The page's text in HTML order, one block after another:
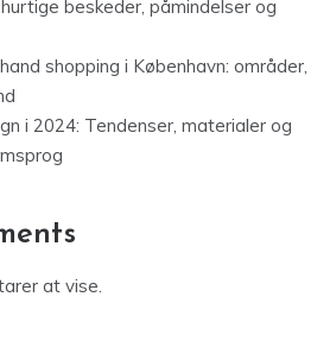
beskeder, påmindelser og
shopping i København: områder,
i 2024: Tendenser, materialer og
at vise.